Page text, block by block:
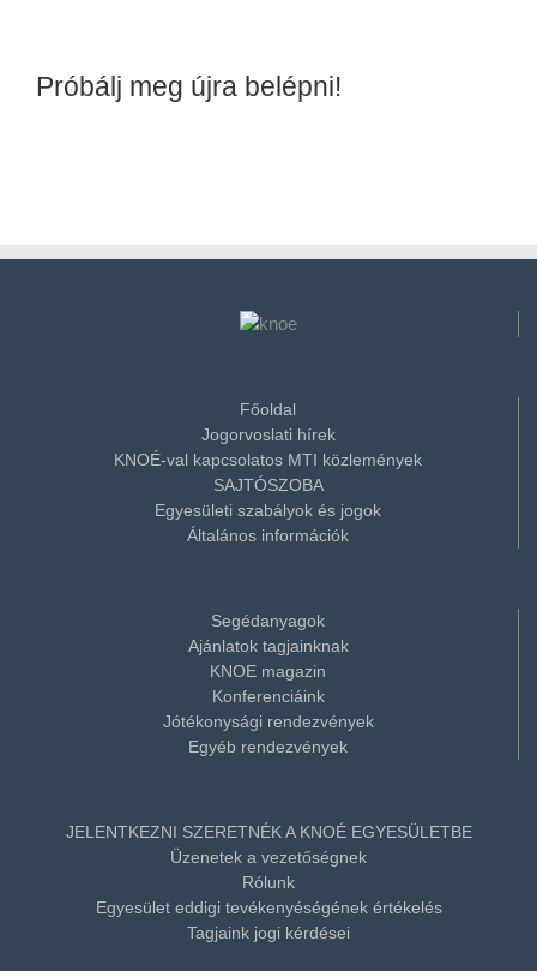
Próbálj meg újra belépni!
Főoldal
Jogorvoslati hírek
KNOÉ-val kapcsolatos MTI közlemények
SAJTÓSZOBA
Egyesületi szabályok és jogok
Általános információk
Segédanyagok
Ajánlatok tagjainknak
KNOE magazin
Konferenciáink
Jótékonysági rendezvények
Egyéb rendezvények
JELENTKEZNI SZERETNÉK A KNOÉ EGYESÜLETBE
Üzenetek a vezetőségnek
Rólunk
Egyesület eddigi tevékenyéségének értékelés
Tagjaink jogi kérdései